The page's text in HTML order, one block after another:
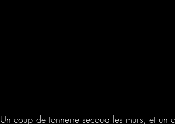
Un coup de tonnerre secoua les murs, et un